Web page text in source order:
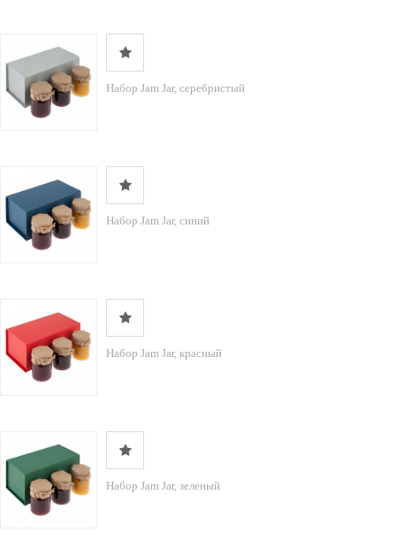
Набор Jam Jar, серебристый
Набор Jam Jar, синий
Набор Jam Jar, красный
Набор Jam Jar, зеленый